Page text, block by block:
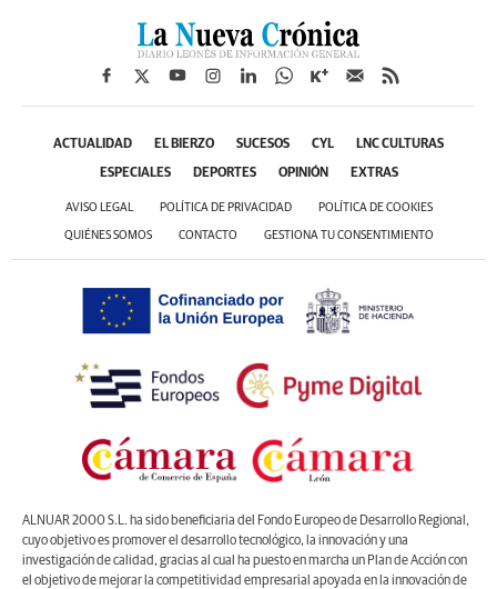
ACTUALIDAD EL BIERZO SUCESOS CYL LNC CULTURAS
ESPECIALES DEPORTES OPINIÓN EXTRAS
AVISO LEGAL POLÍTICA DE PRIVACIDAD POLÍTICA DE COOKIES
QUIÉNES SOMOS CONTACTO GESTIONA TU CONSENTIMIENTO
ALNUAR 2000 S.L. ha sido beneficiaria del Fondo Europeo de Desarrollo Regional,
cuyo objetivo es promover el desarrollo tecnológico, la innovación y una
investigación de calidad, gracias al cual ha puesto en marcha un Plan de Acción con
el objetivo de mejorar la competitividad empresarial apoyada en la innovación de